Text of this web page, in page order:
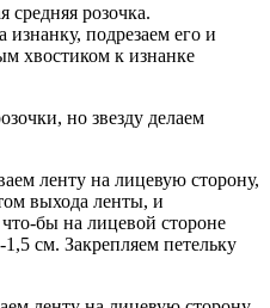
средняя розочка.
подрезаем его и
хвостиком к изнанке
но звезду делаем
ленту на лицевую сторону,
выхода ленты, и
бы на лицевой стороне
см. Закрепляем петельку